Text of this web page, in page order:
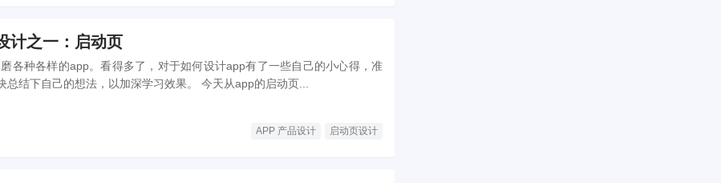
计之一：启动页
各种各样的app。看得多了，对于如何设计app有了一些自己的小心得，准
总结下自己的想法，以加深学习效果。 今天从app的启动页...
APP 产品设计 启动页设计